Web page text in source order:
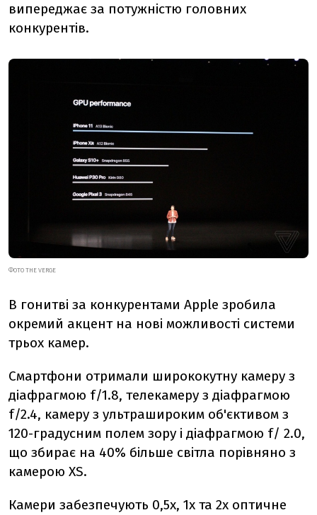
випереджає за потужністю головниx
конкурентів.
ФОТО THE VERGE
В гонитві за конкурентами Apple зробила
окремий акцент на нові можливості системи
трьох камер.
Смартфони отримали ширококутну камеру з
діафрагмою f/1.8, телекамеру з діафрагмою
f/2.4, камеру з ультрашироким об'єктивом з
120-градусним полем зору і діафрагмою f/ 2.0,
що збирає на 40% більше світла порівняно з
камерою XS.
Камери забезпечують 0,5х, 1х та 2х оптичне